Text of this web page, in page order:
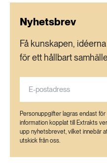
Nyhetsbrev
Få kunskapen,
för ett hållbart
Personuppgifter lagras endast
information kopplat till Extrakts
upp nyhetsbrevet, vilket innebär
utskick från oss.